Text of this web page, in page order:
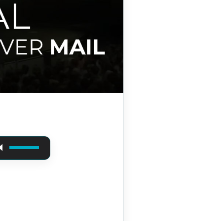
Usa i tasti freccia su/giù per aumentare o diminuire il